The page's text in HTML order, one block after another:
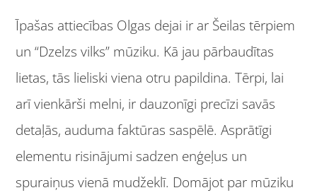
Īpašas attiecības Olgas dejai ir ar Šeilas tērpiem
un “Dzelzs vilks” mūziku. Kā jau pārbaudītas
lietas, tās lieliski viena otru papildina. Tērpi, lai
arī vienkārši melni, ir dauzonīgi precīzi savās
detaļās, auduma faktūras saspēlē. Asprātīgi
elementu risinājumi sadzen enģeļus un
spuraiņus vienā mudžeklī. Domājot par mūziku